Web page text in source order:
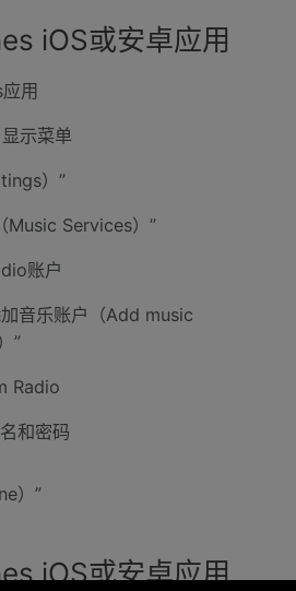
iOS或安卓应用
用
示菜单
）”
Music Services）”
账户
音乐账户（Add music
”
Radio
和密码
）”
iOS或安卓应用